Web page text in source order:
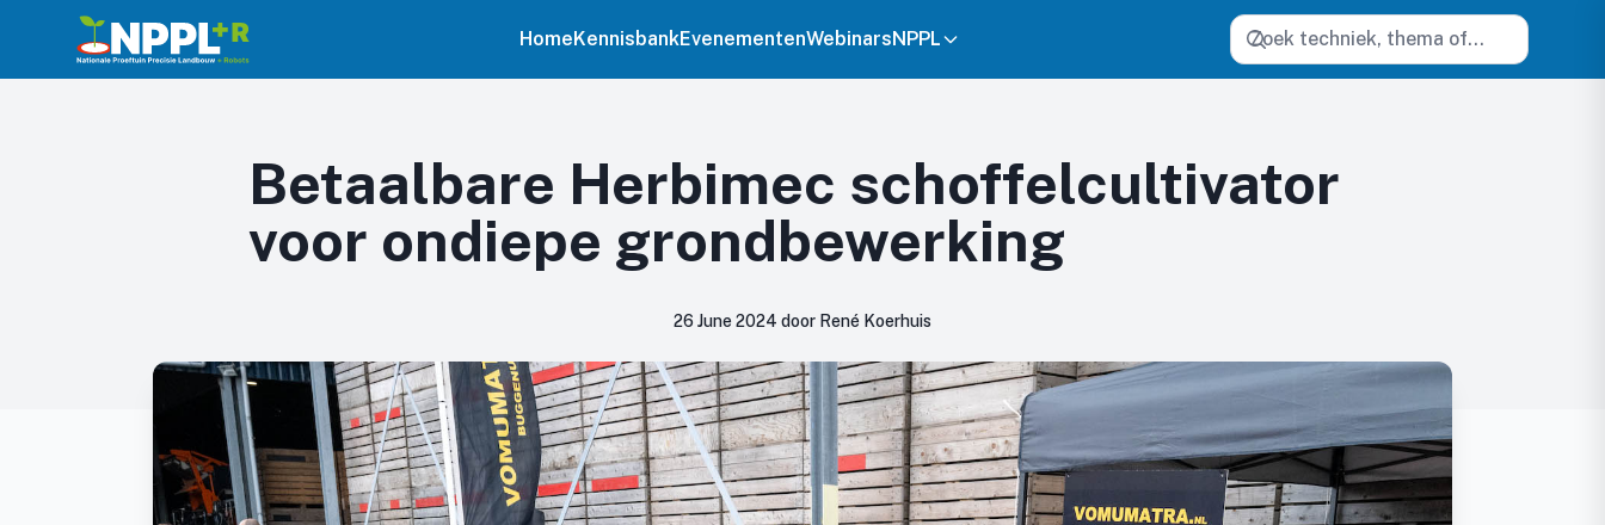
HomeKennisbankEvenementenWebinarsNPPL Zoeken
Betaalbare Herbimec schoffelcultivator
voor ondiepe grondbewerking
26 June 2024 door René Koerhuis